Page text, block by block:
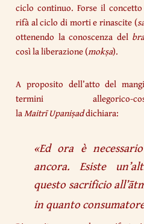
ciclo continuo. Forse il
rifà al ciclo di morti e rinascite (
ottenendo la conoscenza del
così la liberazione (mokṣa).
A proposito dell’atto del
termini allegorico-
laMaitrī Upaniṣaddichiara:
«Ed ora è
ancora. Esiste
questo sacrificio
in quanto